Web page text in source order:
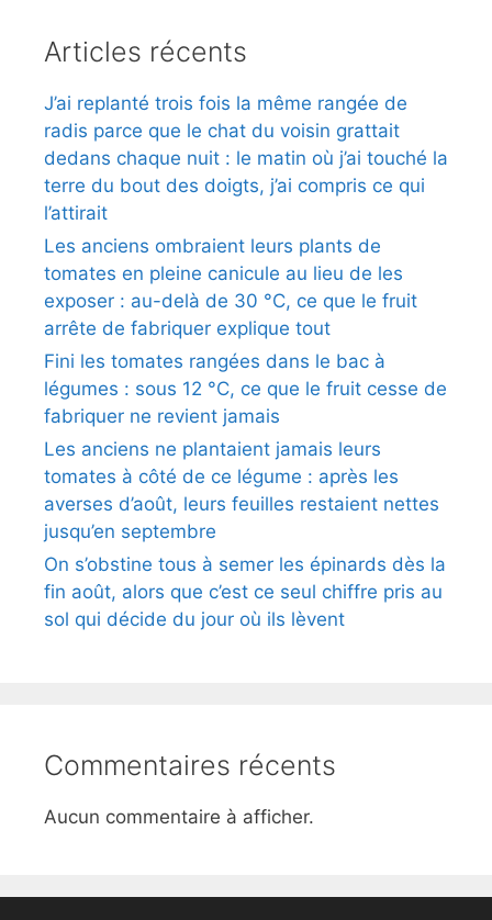
Articles récents
J’ai replanté trois fois la même rangée de
radis parce que le chat du voisin grattait
dedans chaque nuit : le matin où j’ai touché la
terre du bout des doigts, j’ai compris ce qui
l’attirait
Les anciens ombraient leurs plants de
tomates en pleine canicule au lieu de les
exposer : au-delà de 30 °C, ce que le fruit
arrête de fabriquer explique tout
Fini les tomates rangées dans le bac à
légumes : sous 12 °C, ce que le fruit cesse de
fabriquer ne revient jamais
Les anciens ne plantaient jamais leurs
tomates à côté de ce légume : après les
averses d’août, leurs feuilles restaient nettes
jusqu’en septembre
On s’obstine tous à semer les épinards dès la
fin août, alors que c’est ce seul chiffre pris au
sol qui décide du jour où ils lèvent
Commentaires récents
Aucun commentaire à afficher.